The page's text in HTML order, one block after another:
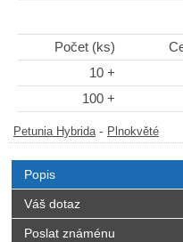
Počet (ks)
10 +
100 +
Petunia Hybrida - Plnokvěté
Popis
Váš dotaz
Poslat známénu